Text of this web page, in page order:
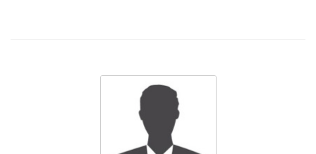
Ijro Apparati faoliyatiga rahbarlikni amalga oshiradi.